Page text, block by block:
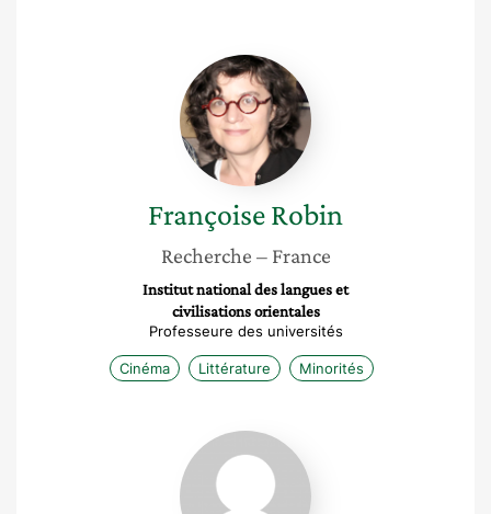
Françoise
Robin
FrançoiseRobin
Recherche – France
Institut national des langues et
civilisations orientales
Professeure des universités
Cinéma Littérature Minorités
Loréna
Clément